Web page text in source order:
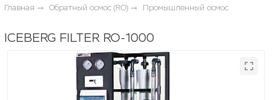
Главная Обратный осмос (RO) Промышленный осмос
ICEBERG FILTER RO-1000